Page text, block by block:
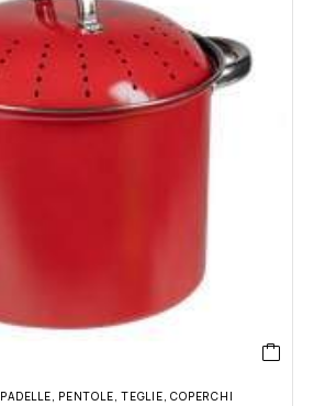
PADELLE, PENTOLE, TEGLIE, COPERCHI